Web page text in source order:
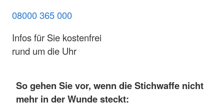
08000 365 000
Infos für Sie kostenfrei
rund um die Uhr
So gehen Sie vor, wenn die Stichwaffe nicht
mehr in der Wunde steckt: